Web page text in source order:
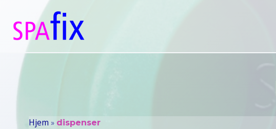
indhold
Hjem » dispenser